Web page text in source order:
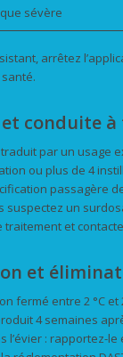
sévère
arrêtez
et conduite
par un usage
ou plus de 4
passagère
suspectez un
traitement et
et
fermé entre 2 °C et
4 semaines
l’évier : rapportez-